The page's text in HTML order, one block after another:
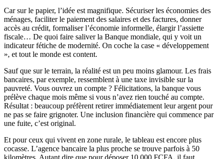
Car sur le papier, l’idée est magnifique. Sécuriser les économies des
ménages, faciliter le paiement des salaires et des factures, donner
accès au crédit, formaliser l’économie informelle, élargir l’assiette
fiscale… De quoi faire saliver la Banque mondiale, qui y voit un
indicateur fétiche de modernité. On coche la case « développement
», et tout le monde est content.
Sauf que sur le terrain, la réalité est un peu moins glamour. Les frais
bancaires, par exemple, ressemblent à une taxe invisible sur la
pauvreté. Vous ouvrez un compte ? Félicitations, la banque vous
prélève chaque mois même si vous n’avez rien touché au compte.
Résultat : beaucoup préfèrent retirer immédiatement leur argent pour
ne pas se faire grignoter. Une inclusion financière qui commence par
une fuite, c’est original.
Et pour ceux qui vivent en zone rurale, le tableau est encore plus
cocasse. L’agence bancaire la plus proche se trouve parfois à 50
kilomètres. Autant dire que pour déposer 10 000 FCFA, il faut